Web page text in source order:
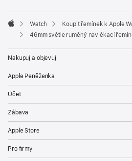
Apple
Watch
Koupit řemínek k Apple
46mm světle ruměný navlékací
Nakupuj a objevuj
Apple Peněženka
Účet
Zábava
Apple Store
Pro firmy